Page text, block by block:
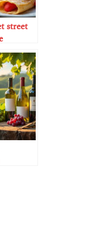
street